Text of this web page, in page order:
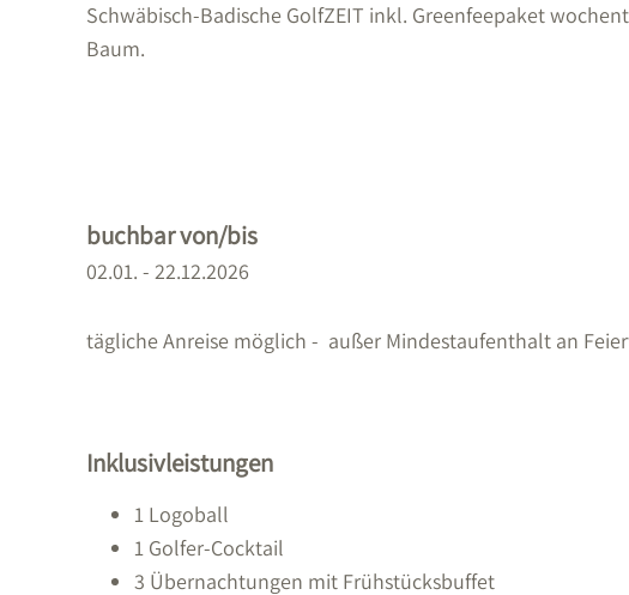
Schwäbisch-Badische GolfZEIT inkl. Greenfeepaket
Baum.
buchbar von/bis
02.01. - 22.12.2026
tägliche Anreise möglich - außer Mindestaufenthalt an
Inklusivleistungen
1 Logoball
1 Golfer-Cocktail
3 Übernachtungen mit Frühstücksbuffet